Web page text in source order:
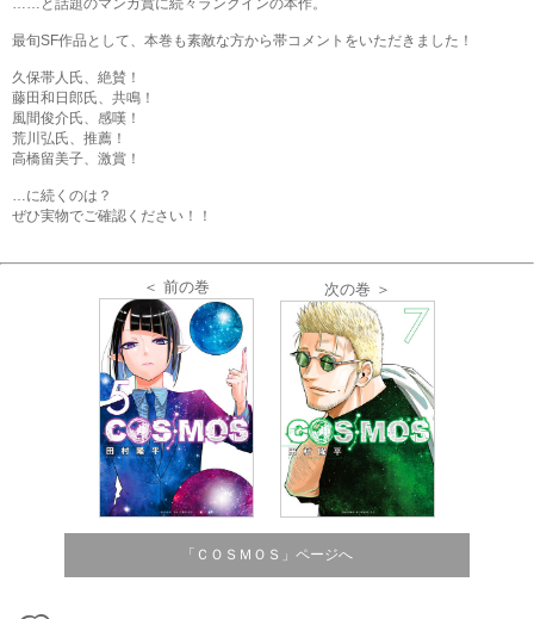
……と話題のマンガ賞に続々ランクインの本作。
最旬SF作品として、本巻も素敵な方から帯コメントをいただきました！
久保帯人氏、絶賛！
藤田和日郎氏、共鳴！
風間俊介氏、感嘆！
荒川弘氏、推薦！
高橋留美子、激賞！
…に続くのは？
ぜひ実物でご確認ください！！
＜ 前の巻 次の巻 ＞
「ＣＯＳＭＯＳ」ページへ